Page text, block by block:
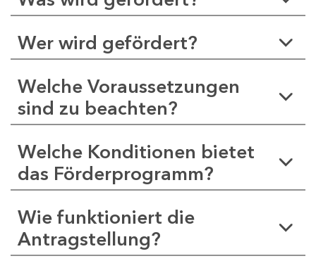
Wer wird gefördert?
Welche Voraussetzungen
sind zu beachten?
Welche Konditionen bietet
das Förderprogramm?
Wie funktioniert die
Antragstellung?